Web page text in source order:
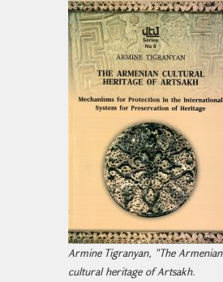
Armine Tigranyan, "The Armenian
cultural heritage of Artsakh.